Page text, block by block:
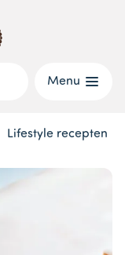
Menu
Lifestyle recepten